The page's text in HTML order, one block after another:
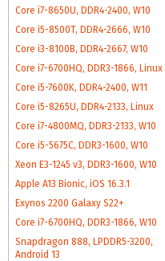
Core i7-8650U, DDR4-2400, W10
Core i5-8500T, DDR4-2666, W10
Core i3-8100B, DDR4-2667, W10
Core i7-6700HQ, DDR3-1866, Linux
Core i5-7600K, DDR4-2400, W11
Core i5-8265U, DDR4-2133, Linux
Core i7-4800MQ, DDR3-2133, W10
Core i5-5675C, DDR3-1600, W10
Xeon E3-1245 v3, DDR3-1600, W10
Apple A13 Bionic, iOS 16.3.1
Exynos 2200 Galaxy S22+
Core i7-6700HQ, DDR3-1866, W10
Snapdragon 888, LPDDR5-3200,
Android 13